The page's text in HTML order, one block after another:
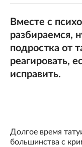
Вместе с
разбираемся,
подростка от
реагировать,
исправить.
Долгое время
большинства с